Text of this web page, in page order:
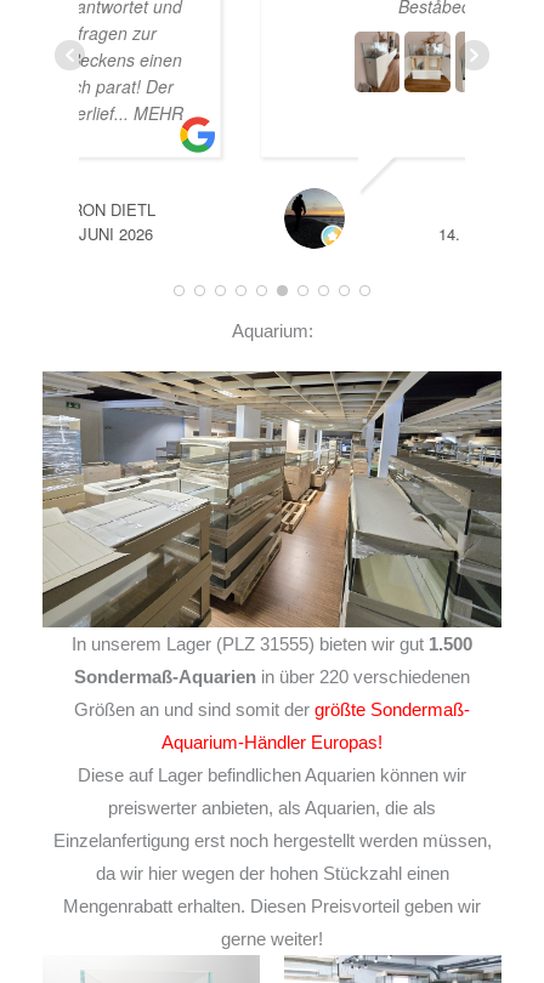
A
14. JUNI 2026
Aquarium:
In unserem Lager (PLZ 31555) bieten wir gut 1.500
Sondermaß-Aquarien in über 220 verschiedenen
Größen an und sind somit der größte Sondermaß-
Aquarium-Händler Europas!
Diese auf Lager befindlichen Aquarien können wir
preiswerter anbieten, als Aquarien, die als
Einzelanfertigung erst noch hergestellt werden müssen,
da wir hier wegen der hohen Stückzahl einen
Mengenrabatt erhalten. Diesen Preisvorteil geben wir
gerne weiter!